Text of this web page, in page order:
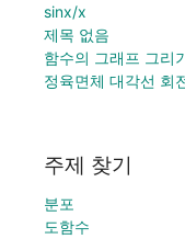
sinx/x
제목 없음
함수의 그래프 그리
정육면체 대각선
주제 찾기
분포
도함수